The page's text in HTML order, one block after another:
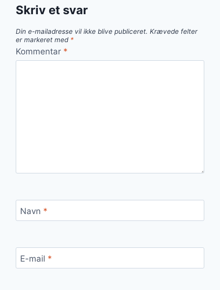
Skriv et svar
Din e-mailadresse vil ikke blive publiceret. Krævede felter
er markeret med *
Kommentar *
Navn *
E-mail *